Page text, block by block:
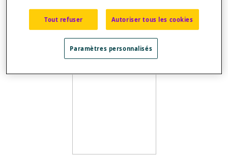
de profondeur en donnant aux arêtes fuyantes un
angle compris entre 30° et 45° par rapport au
premier axe (axe horizontal).
Tout refuser Autoriser tous les cookies
Paramètres personnalisés